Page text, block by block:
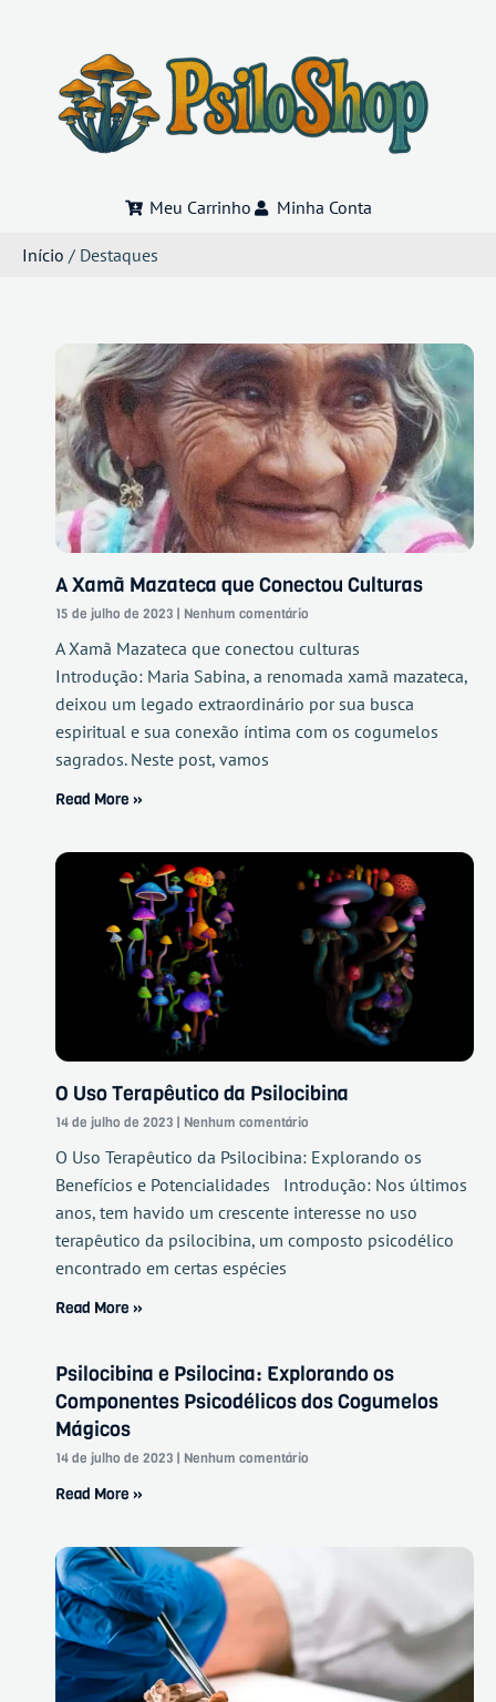
Meu Carrinho Minha Conta
Início / Destaques
A Xamã Mazateca que Conectou Culturas
15 de julho de 2023 Nenhum comentário
A Xamã Mazateca que conectou culturas
Introdução: Maria Sabina, a renomada xamã mazateca,
deixou um legado extraordinário por sua busca
espiritual e sua conexão íntima com os cogumelos
sagrados. Neste post, vamos
Read More »
O Uso Terapêutico da Psilocibina
14 de julho de 2023 Nenhum comentário
O Uso Terapêutico da Psilocibina: Explorando os
Benefícios e Potencialidades Introdução: Nos últimos
anos, tem havido um crescente interesse no uso
terapêutico da psilocibina, um composto psicodélico
encontrado em certas espécies
Read More »
Psilocibina e Psilocina: Explorando os
Componentes Psicodélicos dos Cogumelos
Mágicos
14 de julho de 2023 Nenhum comentário
Read More »